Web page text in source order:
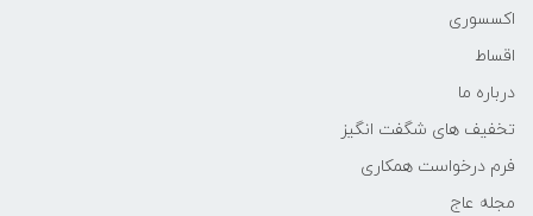
اکسسوری
اقساط
درباره ما
تخفیف های شگفت انگیز
فرم درخواست همکاری
مجله عاج